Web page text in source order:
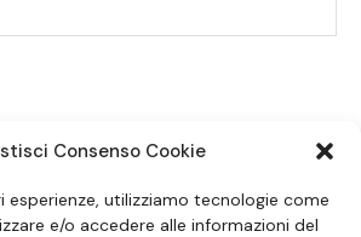
Consenso Cookie
esperienze, utilizziamo tecnologie come
e/o accedere alle informazioni del
SEGUICI SUI SOCIAL